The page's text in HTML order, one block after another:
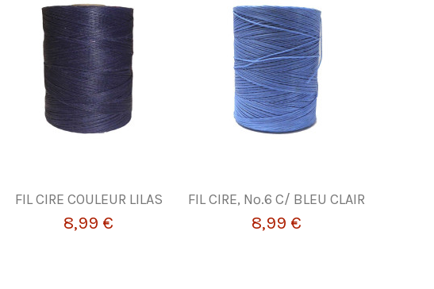
FIL CIRE COULEUR LILAS
8,99 €
FIL CIRE, Nº.6 C/ BLEU CLAIR
8,99 €